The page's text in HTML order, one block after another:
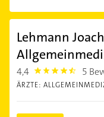
Lehmann
4,4 4.4 5
ÄRZTE: